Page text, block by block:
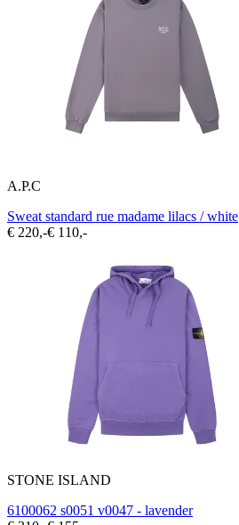
A.P.C
Sweat standard rue madame lilacs / white
€ 220,-€ 110,-
STONE ISLAND
6100062 s0051 v0047 - lavender